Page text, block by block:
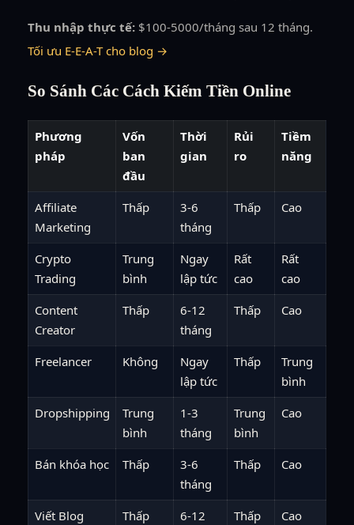
Thu nhập thực tế: $100-5000/tháng sau 12 tháng.
Tối ưu E-E-A-T cho blog →
So Sánh Các Cách Kiếm Tiền Online
Phương
pháp
Vốn
ban
đầu
Thời
gian
Rủi
ro
Tiềm
năng
Affiliate
Marketing
Thấp
3-6
tháng
Thấp Cao
Crypto
Trading
Trung
bình
Ngay
lập tức
Rất
cao
Rất
cao
Content
Creator
Thấp
6-12
tháng
Thấp Cao
Freelancer Không
Ngay
lập tức
Thấp
Trung
bình
Dropshipping
Trung
bình
1-3
tháng
Trung
bình
Cao
Bán khóa học Thấp
3-6
tháng
Thấp Cao
Viết Blog Thấp
6-12
Thấp Cao